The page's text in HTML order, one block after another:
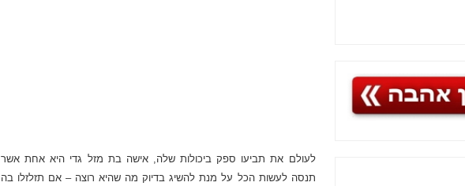
לעולם את תביעו ספק ביכולות שלה, אישה בת מזל גדי היא אחת אשר
תנסה לעשות הכל על מנת להשיג בדיוק מה שהיא רוצה – אם תזלזלו בה